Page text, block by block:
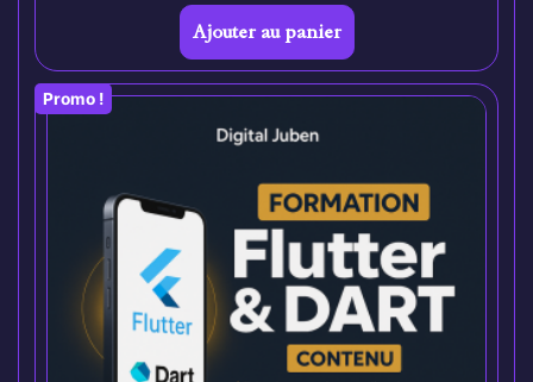
Ajouter au panier
Promo !